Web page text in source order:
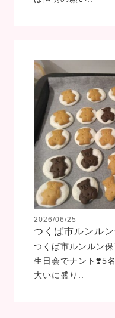
2026/06/25
つくば市ルンル
つくば市ルンルン
生日会でナント❣️5
大いに盛り..